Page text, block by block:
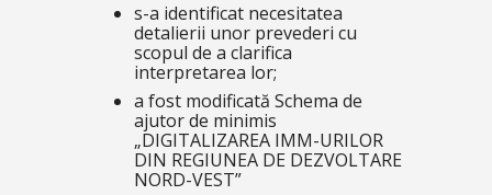
s-a identificat necesitatea
detalierii unor prevederi cu
scopul de a clarifica
interpretarea lor;
a fost modificată Schema de
ajutor de minimis
„DIGITALIZAREA IMM-URILOR
DIN REGIUNEA DE DEZVOLTARE
NORD-VEST”